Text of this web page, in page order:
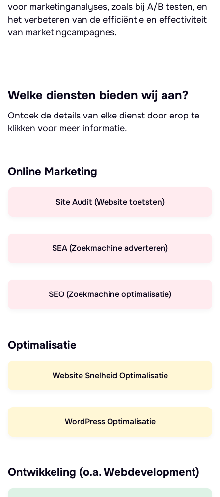
voor marketinganalyses, zoals bij A/B testen, en
het verbeteren van de efficiëntie en effectiviteit
van marketingcampagnes.
Welke diensten bieden wij aan?
Ontdek de details van elke dienst door erop te
klikken voor meer informatie.
Online Marketing
Site Audit (Website toetsten)
SEA (Zoekmachine adverteren)
SEO (Zoekmachine optimalisatie)
Optimalisatie
Website Snelheid Optimalisatie
WordPress Optimalisatie
Ontwikkeling (o.a. Webdevelopment)